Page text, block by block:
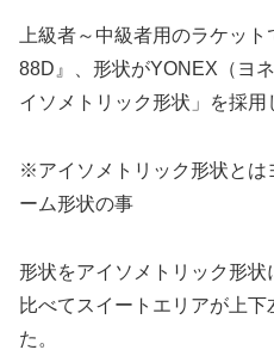
上級者～中級者用のラケッ
88D』、形状がYONEX（ヨ
イソメトリック形状」を採用
※アイソメトリック形状とは
ーム形状の事
形状をアイソメトリック形
比べてスイートエリアが上
た。